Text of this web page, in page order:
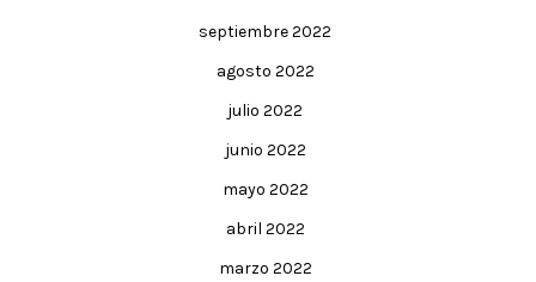
septiembre 2022
agosto 2022
julio 2022
junio 2022
mayo 2022
abril 2022
marzo 2022